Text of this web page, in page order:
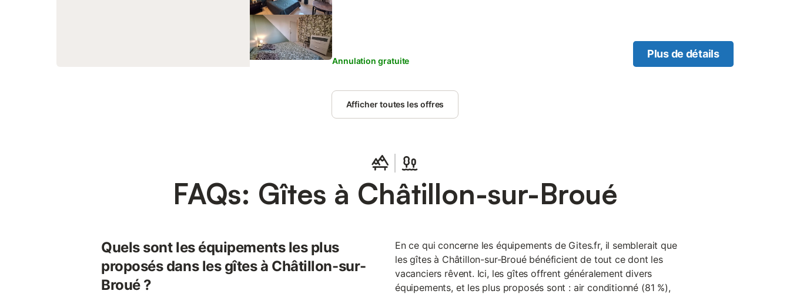
Annulation gratuite
Plus de détails
Afficher toutes les offres
FAQs: Gîtes à Châtillon-sur-Broué
Quels sont les équipements les plus
proposés dans les gîtes à Châtillon-sur-
Broué ?
En ce qui concerne les équipements de Gites.fr, il semblerait que
les gîtes à Châtillon-sur-Broué bénéficient de tout ce dont les
vacanciers rêvent. Ici, les gîtes offrent généralement divers
équipements, et les plus proposés sont : air conditionné (81 %),